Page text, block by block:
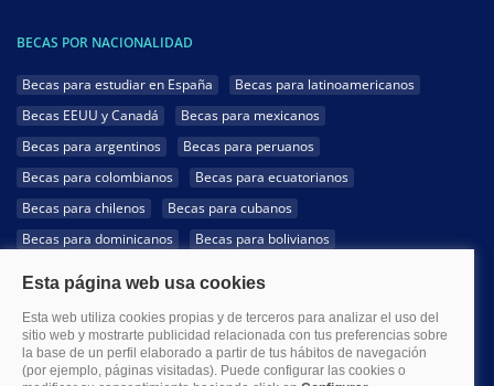
BECAS POR NACIONALIDAD
Becas para estudiar en España
Becas para latinoamericanos
Becas EEUU y Canadá
Becas para mexicanos
Becas para argentinos
Becas para peruanos
Becas para colombianos
Becas para ecuatorianos
Becas para chilenos
Becas para cubanos
Becas para dominicanos
Becas para bolivianos
Becas para hondureños
Becas para paraguayos
Becas para uruguayos
Becas para salvadoreños